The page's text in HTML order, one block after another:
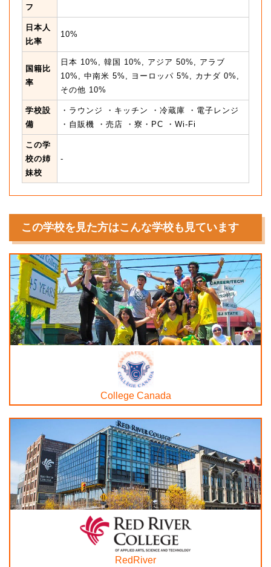
フ
日本人
比率
10%
国籍比
率
日本 10%, 韓国 10%, アジア 50%, アラブ
10%, 中南米 5%, ヨーロッパ 5%, カナダ 0%,
その他 10%
学校設
備
・ラウンジ ・キッチン ・冷蔵庫 ・電子レンジ
・自販機 ・売店 ・寮・PC ・Wi-Fi
この学
校の姉
妹校
-
この学校を見た方はこんな学校も見ています
College Canada
RedRiver